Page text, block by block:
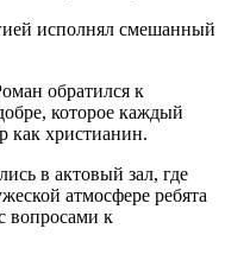
исполнял смешанный
обратился к
которое каждый
как христианин.
в актовый зал, где
атмосфере ребята
вопросами к